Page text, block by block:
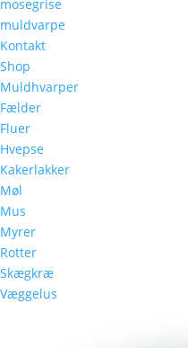
mosegrise
muldvarpe
Kontakt
Shop
Muldhvarper
Fælder
Fluer
Hvepse
Kakerlakker
Møl
Mus
Myrer
Rotter
Skægkræ
Væggelus